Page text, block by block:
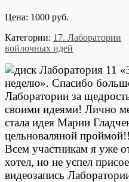
Цена: 1000 руб.
Категории: 17. Лаборатории
войлочных идей
Лаборатория 11
неделю». Спасибо
Лаборатории за
своими идеями! Лично
стала идея Марии
цельноваляной
Всем участникам я уже
хотел, но не успел
видеозапись